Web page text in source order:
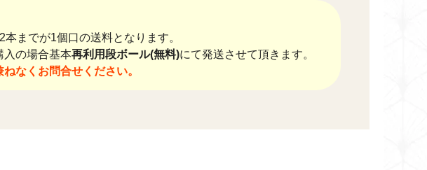
までが1個口の送料となります。
入の場合基本再利用段ボール(無料)にて発送させて頂きます。
なくお問合せください。